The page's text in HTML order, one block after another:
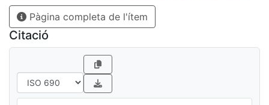
Pàgina completa de l'ítem
Citació